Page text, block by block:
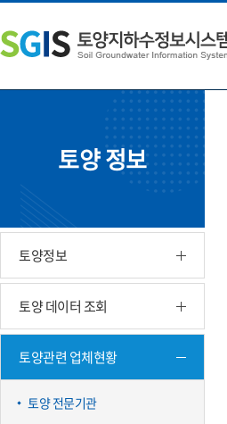
문
내
용
쪽
메
뉴
단
주
소
토양 정보
토양정보
토양 데이터 조회
토양관련 업체현황
토양 전문기관